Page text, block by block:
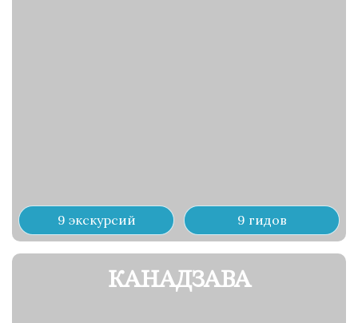
9 экскурсий 9 гидов
КАНАДЗАВА